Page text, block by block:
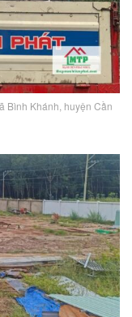
Bình Khánh, huyện Cần